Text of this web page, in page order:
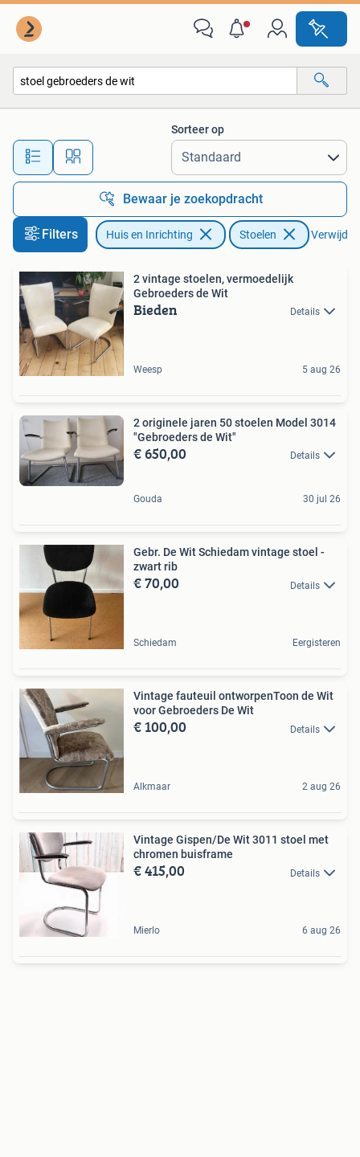
Alle afstanden…
Sorteer op
Bewaar je zoekopdracht
Filters Huis en Inrichting Stoelen
2 vintage stoelen, vermoedelijk
Gebroeders de Wit
Bieden Details
Weesp 5 aug 26
2 originele jaren 50 stoelen Model 3014
"Gebroeders de Wit"
€ 650,00 Details
Gouda 30 jul 26
Gebr. De Wit Schiedam vintage stoel -
zwart rib
€ 70,00 Details
Schiedam Eergisteren
Vintage fauteuil ontworpenToon de Wit
voor Gebroeders De Wit
€ 100,00 Details
Alkmaar 2 aug 26
Vintage Gispen/De Wit 3011 stoel met
chromen buisframe
€ 415,00 Details
Mierlo 6 aug 26